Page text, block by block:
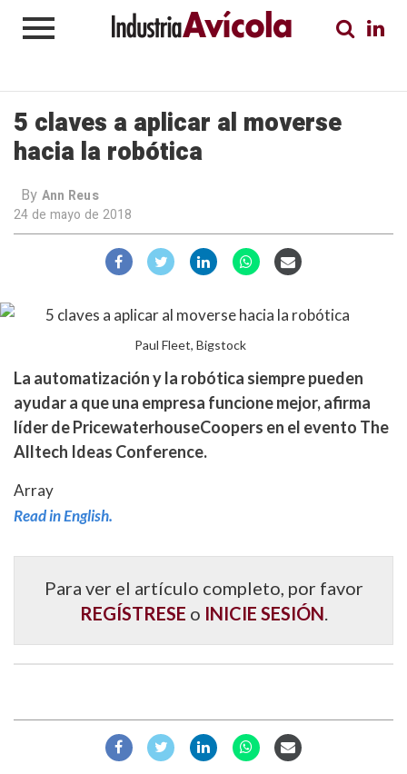
5 claves a aplicar al moverse
hacia la robótica
By Ann Reus
24 de mayo de 2018
Paul Fleet, Bigstock
La automatización y la robótica siempre pueden
ayudar a que una empresa funcione mejor, afirma
líder de PricewaterhouseCoopers en el evento The
Alltech Ideas Conference.
Array
Read in English.
Para ver el artículo completo, por favor
REGÍSTRESE o INICIE SESIÓN.